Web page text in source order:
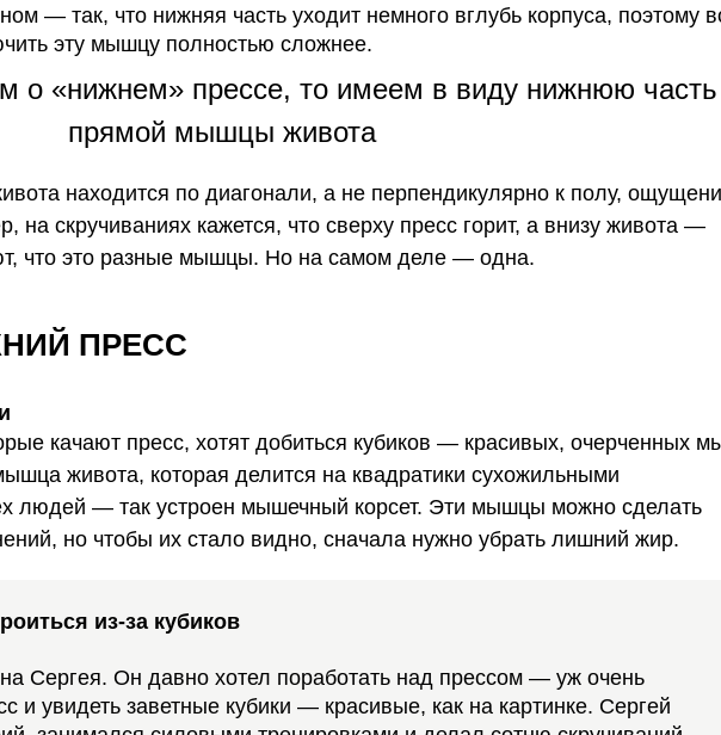
— так, что нижняя часть уходит немного вглубь корпуса, поэтому
эту мышцу полностью сложнее.
о «нижнем» прессе, то имеем в виду нижнюю часть
прямой мышцы живота
находится по диагонали, а не перпендикулярно к полу,
на скручиваниях кажется, что сверху пресс горит, а внизу живота —
что это разные мышцы. Но на самом деле — одна.
ПРЕСС
качают пресс, хотят добиться кубиков — красивых, очерченных
живота, которая делится на квадратики сухожильными
людей — так устроен мышечный корсет. Эти мышцы можно сделать
но чтобы их стало видно, сначала нужно убрать лишний жир.
из-за кубиков
Сергея. Он давно хотел поработать над прессом — уж очень
и увидеть заветные кубики — красивые, как на картинке. Сергей